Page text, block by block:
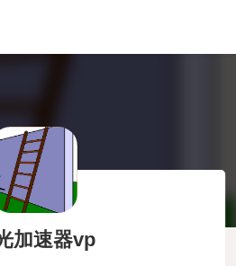
加速器vp